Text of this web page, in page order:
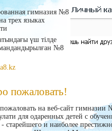
гимназия №8
трех языках
үш тілде
№8
пожаловать!
на веб-сайт гимназии
для одаренных детей с
- старейшего и наиболее